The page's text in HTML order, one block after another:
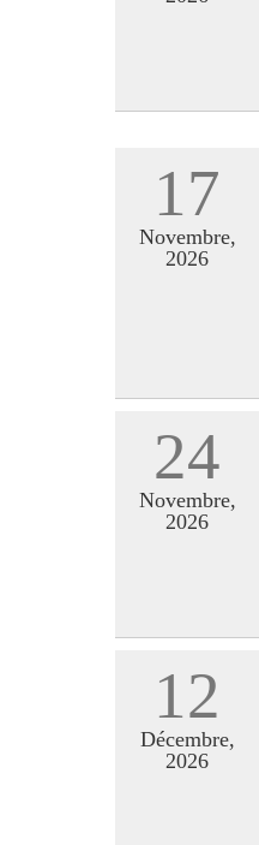
17
Novembre,
2026
24
Novembre,
2026
12
Décembre,
2026